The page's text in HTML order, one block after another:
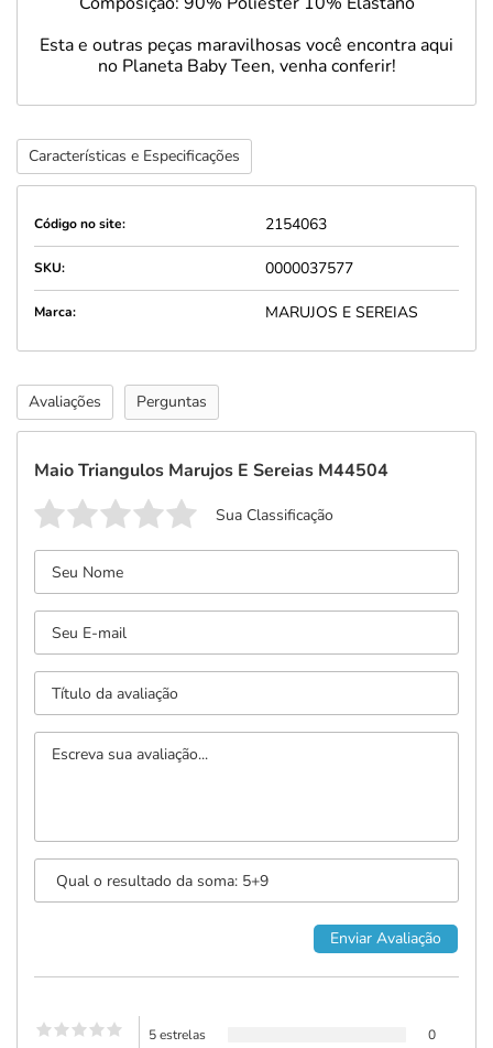
Esta e outras peças maravilhosas você encontra aqui
no Planeta Baby Teen, venha conferir!
Características e Especificações
Código no site: 2154063
SKU: 0000037577
Marca: MARUJOS E SEREIAS
Avaliações Perguntas
Maio Triangulos Marujos E Sereias M44504
Sua Classificação
5 estrelas
0